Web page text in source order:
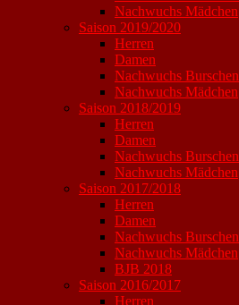
Nachwuchs Mädchen
Saison 2019/2020
Herren
Damen
Nachwuchs Burschen
Nachwuchs Mädchen
Saison 2018/2019
Herren
Damen
Nachwuchs Burschen
Nachwuchs Mädchen
Saison 2017/2018
Herren
Damen
Nachwuchs Burschen
Nachwuchs Mädchen
BJB 2018
Saison 2016/2017
Herren